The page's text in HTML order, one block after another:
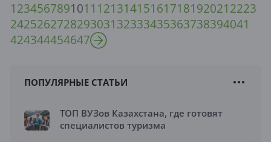
1234567891011 121314151617181920212223
242526272829303132333435363738394041
424344454647
ПОПУЛЯРНЫЕ СТАТЬИ
ТОП ВУЗов Казахстана, где готовят
специалистов туризма